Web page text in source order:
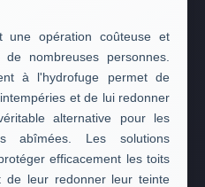
une opération coûteuse et
nombreuses personnes.
à l'hydrofuge permet de
et de lui redonner
alternative pour les
abîmées. Les solutions
efficacement les toits
de leur redonner leur teinte